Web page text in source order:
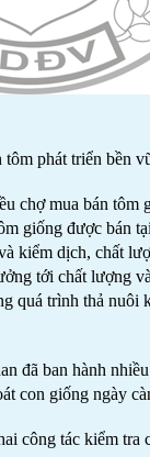
phát triển bền
mua bán tôm
giống được bán
kiểm dịch, chất
tới chất lượng
quá trình thả
đã ban hành
con giống ngày
công tác kiểm tra